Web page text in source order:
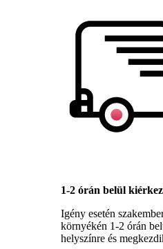
1-2 órán belül
Igény esetén
környékén 1-2 órán
helyszínre és